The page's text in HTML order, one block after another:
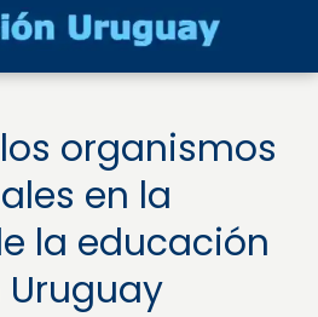
organismos
en la
la educación